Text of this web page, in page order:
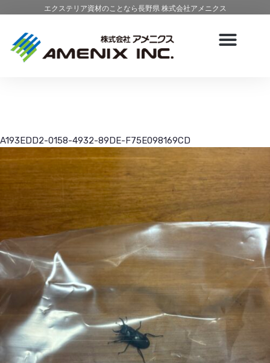
エクステリア資材のことなら長野県 株式会社アメニクス
A193EDD2-0158-4932-89DE-F75E098169CD